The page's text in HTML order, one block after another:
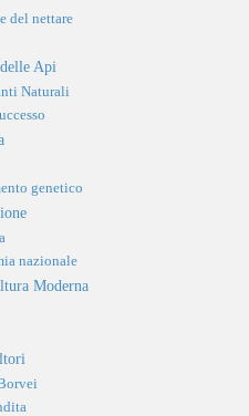
del nettare
Api
Naturali
genetico
nazionale
Moderna